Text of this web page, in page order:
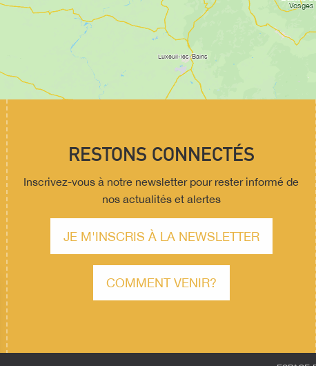
RESTONS CONNECTÉS
Inscrivez-vous à notre newsletter pour rester informé de
nos actualités et alertes
JE M'INSCRIS À LA NEWSLETTER
COMMENT VENIR?